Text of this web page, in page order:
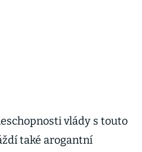
vlády s touto
také arogantní